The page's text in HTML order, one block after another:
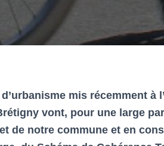
mis récemment à
vont, pour une large
de notre commune et en